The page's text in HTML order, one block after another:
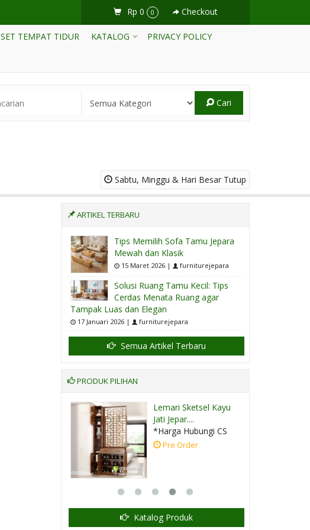
Rp 0 0 Checkout
SET TEMPAT TIDUR KATALOG PRIVACY POLICY
Cari
Sabtu, Minggu & Hari Besar Tutup
ARTIKEL TERBARU
Tips Memilih Sofa Tamu Jepara
Mewah dan Klasik
15 Maret 2026 | furniturejepara
Solusi Ruang Tamu Kecil: Tips
Cerdas Menata Ruang agar
Tampak Luas dan Elegan
17 Januari 2026 | furniturejepara
Semua Artikel Terbaru
PRODUK PILIHAN
Lemari Sketsel Kayu
Jati Jepar....
*Harga Hubungi CS
Pre Order
Katalog Produk